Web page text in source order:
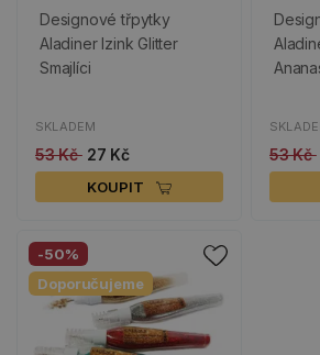
Designové třpytky
Aladiner Izink Glitter
Smajlíci
SKLADEM
53 Kč 27 Kč
KOUPIT
53 Kč
-50%
Doporučujeme